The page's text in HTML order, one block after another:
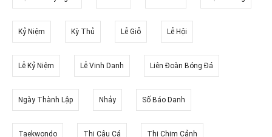
Kỷ Niệm Kỳ Thủ Lễ Giỗ Lễ Hội
Lễ Kỷ Niệm Lễ Vinh Danh Liên Đoàn Bóng Đá
Ngày Thành Lập Nhảy Số Báo Danh
Taekwondo Thi Câu Cá Thi Chim Cảnh